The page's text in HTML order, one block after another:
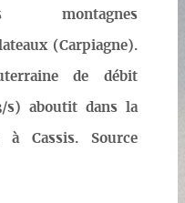
montagnes
(Carpiagne).
de débit
aboutit dans la
à Cassis. Source